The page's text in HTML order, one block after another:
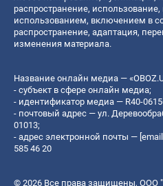
распространение, использование,
использованием, включением в
распространение, адаптация,
изменения материала.
Название онлайн медиа —
- субъект в сфере онлайн медиа;
- идентификатор медиа — R40-
- почтовый адрес — ул.
01013;
- адрес электронной почты —
585 46 20
© 2026 Все права защищены, ООО